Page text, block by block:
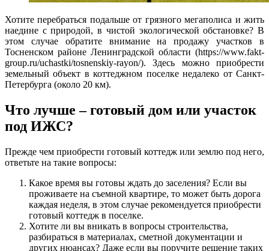
Хотите перебраться подальше от грязного мегаполиса и жить
наедине с природой, в чистой экологической обстановке? В
этом случае обратите внимание на продажу участков в
Тосненском районе Ленинградской области (https://www.fakt-
group.ru/uchastki/tosnenskiy-rayon/). Здесь можно приобрести
земельный объект в коттеджном поселке недалеко от Санкт-
Петербурга (около 20 км).
Что лучше – готовый дом или участок
под ИЖС?
Прежде чем приобрести готовый коттедж или землю под него,
ответьте на такие вопросы:
Какое время вы готовы ждать до заселения? Если вы
проживаете на съемной квартире, то может быть дорога
каждая неделя, в этом случае рекомендуется приобрести
готовый коттедж в поселке.
Хотите ли вы вникать в вопросы строительства,
разбираться в материалах, сметной документации и
других нюансах? Даже если вы поручите решение таких